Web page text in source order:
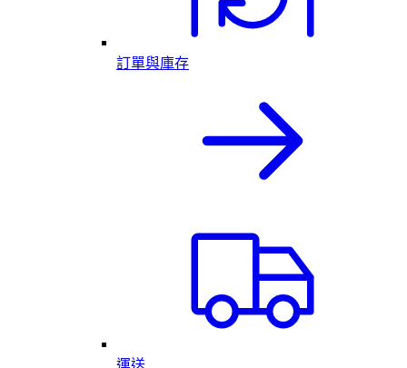
訂單與庫存
運送